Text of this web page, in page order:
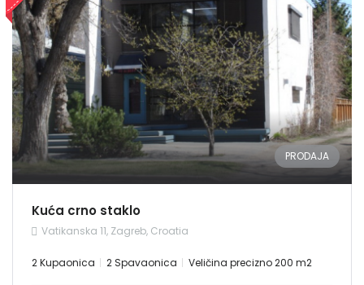
PRODAJA
Kuća crno staklo
Vatikanska 11, Zagreb, Croatia
2 Kupaonica 2 Spavaonica Veličina precizno 200 m2